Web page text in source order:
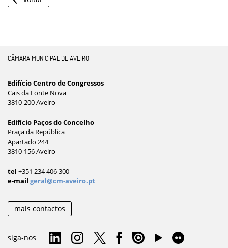
CÂMARA MUNICIPAL DE AVEIRO
Edifício Centro de Congressos
Cais da Fonte Nova
3810-200 Aveiro
Edifício Paços do Concelho
Praça da República
Apartado 244
3810-156 Aveiro
tel +351 234 406 300
e-mail geral@cm-aveiro.pt
mais contactos
siga-nos